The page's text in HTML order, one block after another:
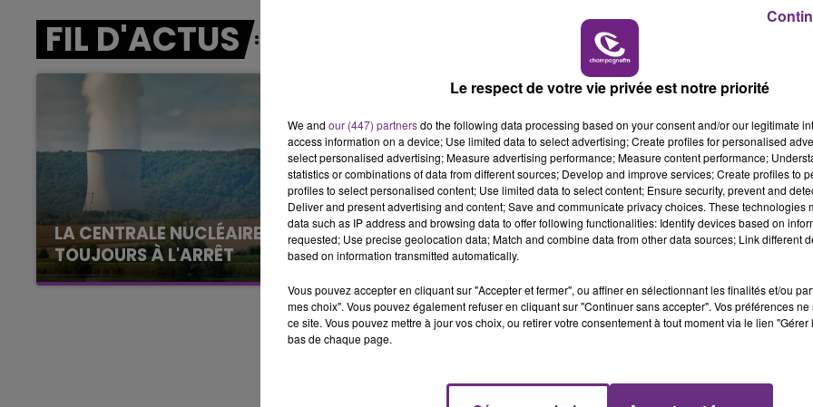
LE WEEK-END CHAMPAGNE FM LE WEEK-END CHAMPAGNE FM
FIL D'ACTUS
LA CENTRALE NUCLÉAIRE DE CHOOZ
TOUJOURS À L'ARRÊT
Cela fait déjà une semaine que la centrale
nucléaire ardennaise est à l'arrêt. Une situation
justifiée par la sécheresse intense qui est
LE MAGASIN JOUÉCLUB DE REIMS FERME
SES PORTES
rémois. Le magasin JouéClub est contraint de
fermer ses portes.
Le respect de votre vie privée est notre priorité
We and our (447) partnersdo the following data processing based on your consent and/or our legitimate
access information on a device; Use limited data to select advertising; Create profiles for personalised
select personalised advertising; Measure advertising performance; Measure content performance;
statistics or combinations of data from different sources; Develop and improve services; Create profiles to
profiles to select personalised content; Use limited data to select content; Ensure security, prevent and
Deliver and present advertising and content; Save and communicate privacy choices. These technologies
data such as IP address and browsing data to offer following functionalities: Identify devices based on
requested; Use precise geolocation data; Match and combine data from other data sources; Link different
based on information transmitted automatically.
Vous pouvez accepter en cliquant sur "Accepter et fermer", ou affiner en sélectionnant les finalités et/ou
mes choix". Vous pouvez également refuser en cliquant sur "Continuer sans accepter". Vos préférences
ce site. Vous pouvez mettre à jour vos choix, ou retirer votre consentement à tout moment via le lien
bas de chaque page.